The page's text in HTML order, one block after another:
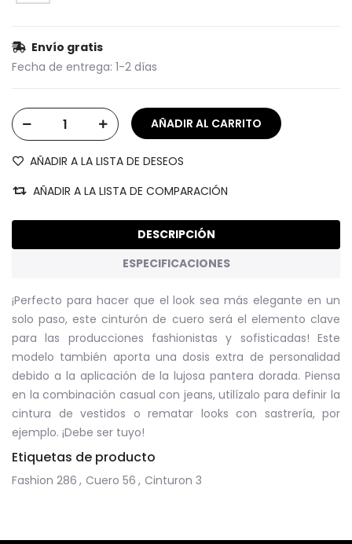
Envío gratis
Fecha de entrega: 1-2 días
AÑADIR A LA LISTA DE DESEOS
AÑADIR A LA LISTA DE COMPARACIÓN
DESCRIPCIÓN
ESPECIFICACIONES
¡Perfecto para hacer que el look sea más elegante en un
solo paso, este cinturón de cuero será el elemento clave
para las producciones fashionistas y sofisticadas! Este
modelo también aporta una dosis extra de personalidad
debido a la aplicación de la lujosa pantera dorada. Piensa
en la combinación casual con jeans, utilízalo para definir la
cintura de vestidos o rematar looks con sastrería, por
ejemplo. ¡Debe ser tuyo!
Etiquetas de producto
Fashion 286 , Cuero 56 , Cinturon 3